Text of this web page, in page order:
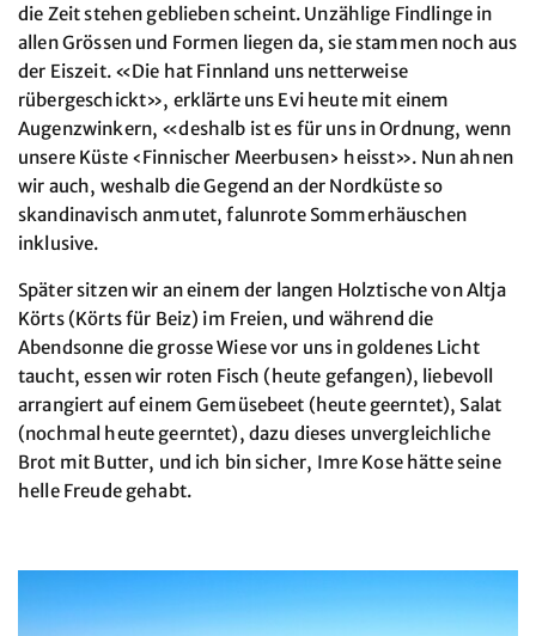
die Zeit stehen geblieben scheint. Unzählige Findlinge in
allen Grössen und Formen liegen da, sie stammen noch aus
der Eiszeit. «Die hat Finnland uns netterweise
rübergeschickt», erklärte uns Evi heute mit einem
Augenzwinkern, «deshalb ist es für uns in Ordnung, wenn
unsere Küste ‹Finnischer Meerbusen› heisst». Nun ahnen
wir auch, weshalb die Gegend an der Nordküste so
skandinavisch anmutet, falunrote Sommerhäuschen
inklusive.
Später sitzen wir an einem der langen Holztische von Altja
Körts (Körts für Beiz) im Freien, und während die
Abendsonne die grosse Wiese vor uns in goldenes Licht
taucht, essen wir roten Fisch (heute gefangen), liebevoll
arrangiert auf einem Gemüsebeet (heute geerntet), Salat
(nochmal heute geerntet), dazu dieses unvergleichliche
Brot mit Butter, und ich bin sicher, Imre Kose hätte seine
helle Freude gehabt.